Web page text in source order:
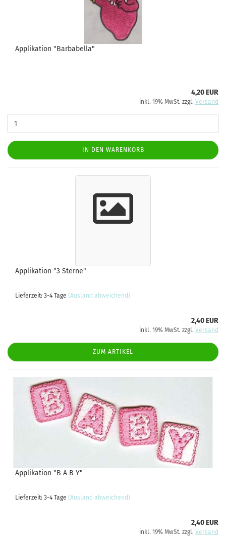
Applikation "Barbabella"
4,20 EUR
inkl. 19% MwSt. zzgl. Versand
IN DEN WARENKORB
Applikation "3 Sterne"
Lieferzeit: 3-4 Tage (Ausland abweichend)
2,40 EUR
inkl. 19% MwSt. zzgl. Versand
ZUM ARTIKEL
Applikation "B A B Y"
Lieferzeit: 3-4 Tage (Ausland abweichend)
2,40 EUR
inkl. 19% MwSt. zzgl. Versand